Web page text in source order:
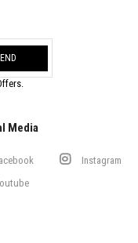
Media
Instagram